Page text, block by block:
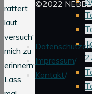
rattert
laut,
versuch‘
mich zu
erinnern:
Lass
©2022
Impressum/
Kontakt/